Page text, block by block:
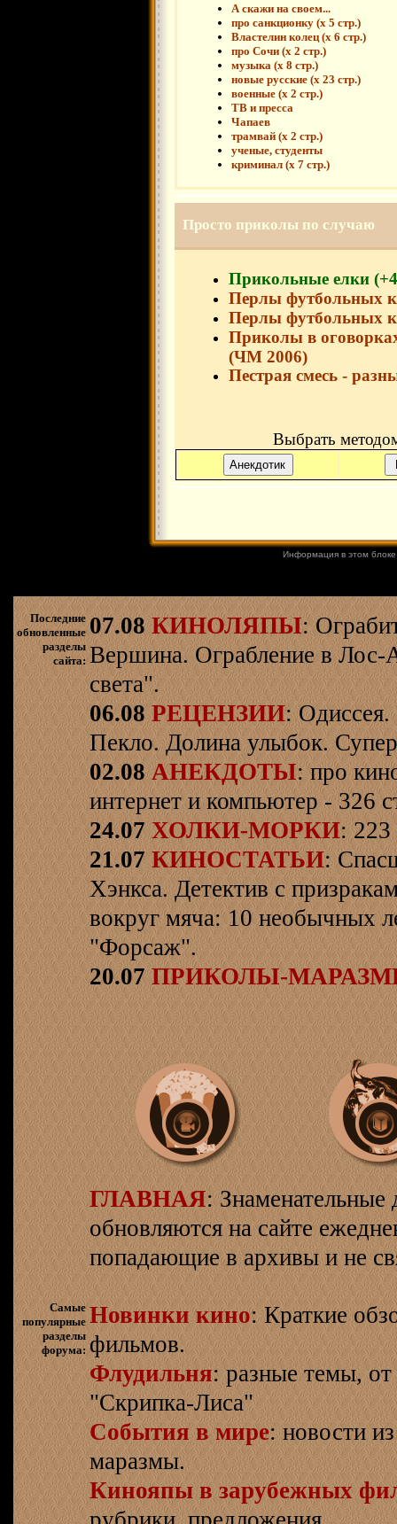
А скажи на своем...
про санкционку (х 5 стр.)
Властелин колец (х 6 стр.)
про Сочи (х 2 стр.)
музыка (х 8 стр.)
новые русские (х 23 стр.)
военные (х 2 стр.)
ТВ и пресса
Чапаев
трамвай (х 2 стр.)
ученые, студенты
криминал (х 7 стр.)
Просто приколы по случаю
Прикольные елки
Перлы футбольных
Перлы футбольных
Приколы в
(ЧМ 2006)
Пестрая смесь -
Выбрать
Информация в этом
Последние
обновленные
разделы
сайта:
07.08 КИНОЛЯПЫ:
Вершина. Ограбление в Лос-
света".
06.08 РЕЦЕНЗИИ:
Пекло. Долина улыбок.
02.08 АНЕКДОТЫ: про
интернет и компьютер - 326
24.07 ХОЛКИ-МОРКИ: 223
21.07 КИНОСТАТЬИ:
Хэнкса. Детектив с
вокруг мяча: 10 необычных
"Форсаж".
20.07 ПРИКОЛЫ-
ГЛАВНАЯ: Знаменательные
обновляются на сайте
попадающие в архивы и не
Самые
популярные
разделы
форума:
Новинки кино: Краткие
фильмов.
Флудильня: разные темы,
"Скрипка-Лиса"
События в мире: новости
маразмы.
Кинояпы в зарубежных